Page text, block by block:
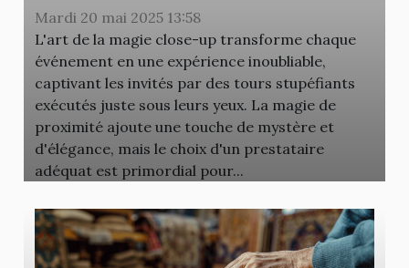
Mardi 20 mai 2025 13:58
L'art de la magie close-up transforme chaque
événement en une expérience inoubliable,
captivant les invités par des tours stupéfiants
exécutés juste sous leurs yeux. La magie de
proximité ajoute une touche de mystère et
d'élégance, mais le choix d'un prestataire
adéquat est primordial pour...